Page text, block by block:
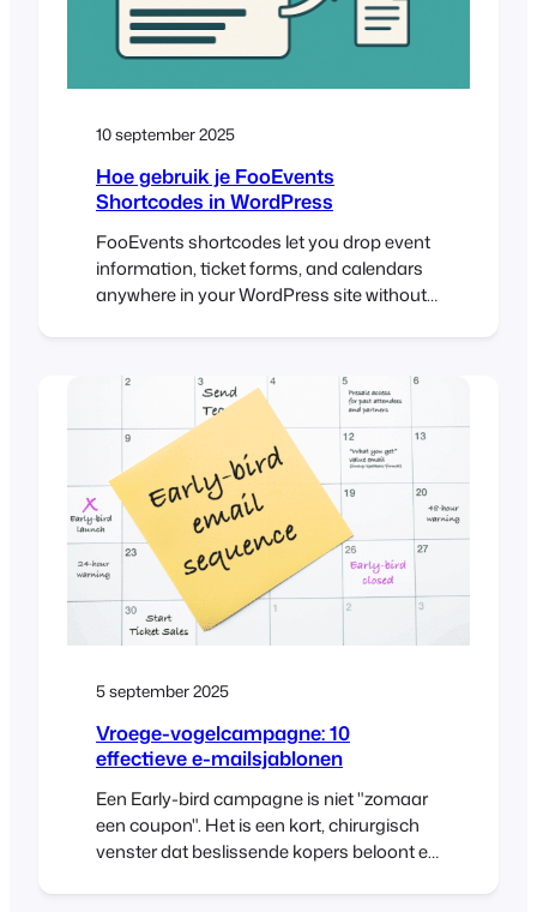
10 september 2025
Hoe gebruik je FooEvents
Shortcodes in WordPress
FooEvents shortcodes let you drop event
information, ticket forms, and calendars
anywhere in your WordPress site without
event content shows up. This guide walks
you through the main shortcodes, when to
use them, and where to find extra help.
Introduction If you’ve spent time…
5 september 2025
Vroege-vogelcampagne: 10
effectieve e-mailsjablonen
Een Early-bird campagne is niet "zomaar
een coupon". Het is een kort, chirurgisch
venster dat beslissende kopers beloont en